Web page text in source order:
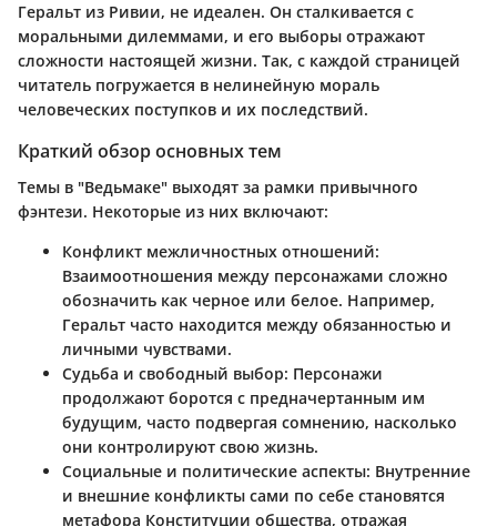
Геральт из Ривии, не идеален. Он сталкивается с
моральными дилеммами, и его выборы отражают
сложности настоящей жизни. Так, с каждой страницей
читатель погружается в нелинейную мораль
человеческих поступков и их последствий.
Краткий обзор основных тем
Темы в "Ведьмаке" выходят за рамки привычного
фэнтези. Некоторые из них включают:
Конфликт межличностных отношений:
Взаимоотношения между персонажами сложно
обозначить как черное или белое. Например,
Геральт часто находится между обязанностью и
личными чувствами.
Судьба и свободный выбор: Персонажи
продолжают боротся с предначертанным им
будущим, часто подвергая сомнению, насколько
они контролируют свою жизнь.
Социальные и политические аспекты: Внутренние
и внешние конфликты сами по себе становятся
метафора Конституции общества, отражая